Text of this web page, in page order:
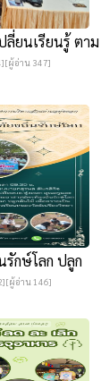
ลี่ยนเรียนรู้ ตาม
ผู้อ่าน 347]
รักษ์โลก ปลูก
ผู้อ่าน 146]